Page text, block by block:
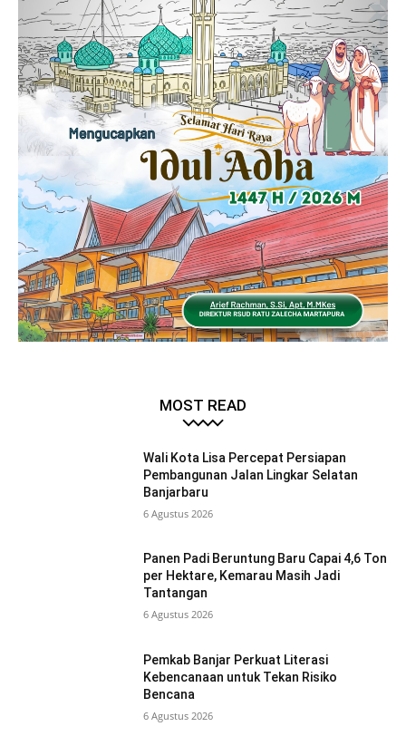
MOST READ
Wali Kota Lisa Percepat Persiapan
Pembangunan Jalan Lingkar Selatan
Banjarbaru
6 Agustus 2026
Panen Padi Beruntung Baru Capai 4,6 Ton
per Hektare, Kemarau Masih Jadi
Tantangan
6 Agustus 2026
Pemkab Banjar Perkuat Literasi
Kebencanaan untuk Tekan Risiko
Bencana
6 Agustus 2026